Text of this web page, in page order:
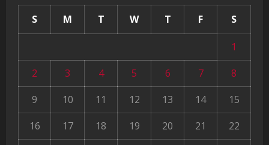
S M T W T F S
1
2
3 4 5 6 7
8
9
10 11 12 13 14
15
16
17 18 19 20 21
22